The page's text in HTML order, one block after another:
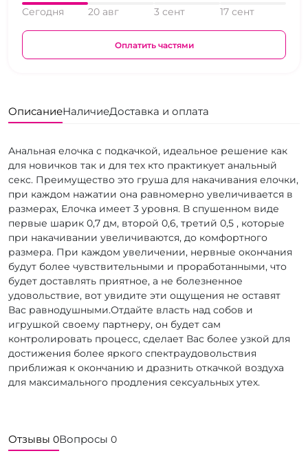
Сегодня 20 авг 3 сент 17 сент
Оплатить частями
ОписаниеНаличиеДоставка и оплата
Анальная елочка с подкачкой, идеальное решение как
для новичков так и для тех кто практикует анальный
секс. Преимущество это груша для накачивания елочки,
при каждом нажатии она равномерно увеличивается в
размерах, Елочка имеет 3 уровня. В спушенном виде
первые шарик 0,7 дм, второй 0,6, третий 0,5 , которые
при накачивании увеличиваются, до комфортного
размера. При каждом увеличении, нервные окончания
будут более чувствительными и проработанными, что
будет доставлять приятное, а не болезненное
удовольствие, вот увидите эти ощущения не оставят
Вас равнодушными.Отдайте власть над собов и
игрушкой своему партнеру, он будет сам
контролировать процесс, сделает Вас более узкой для
достижения более яркого спектраудовольствия
приближая к окончанию и дразнить откачкой воздуха
для максимального продления сексуальных утех.
Отзывы 0Вопросы 0